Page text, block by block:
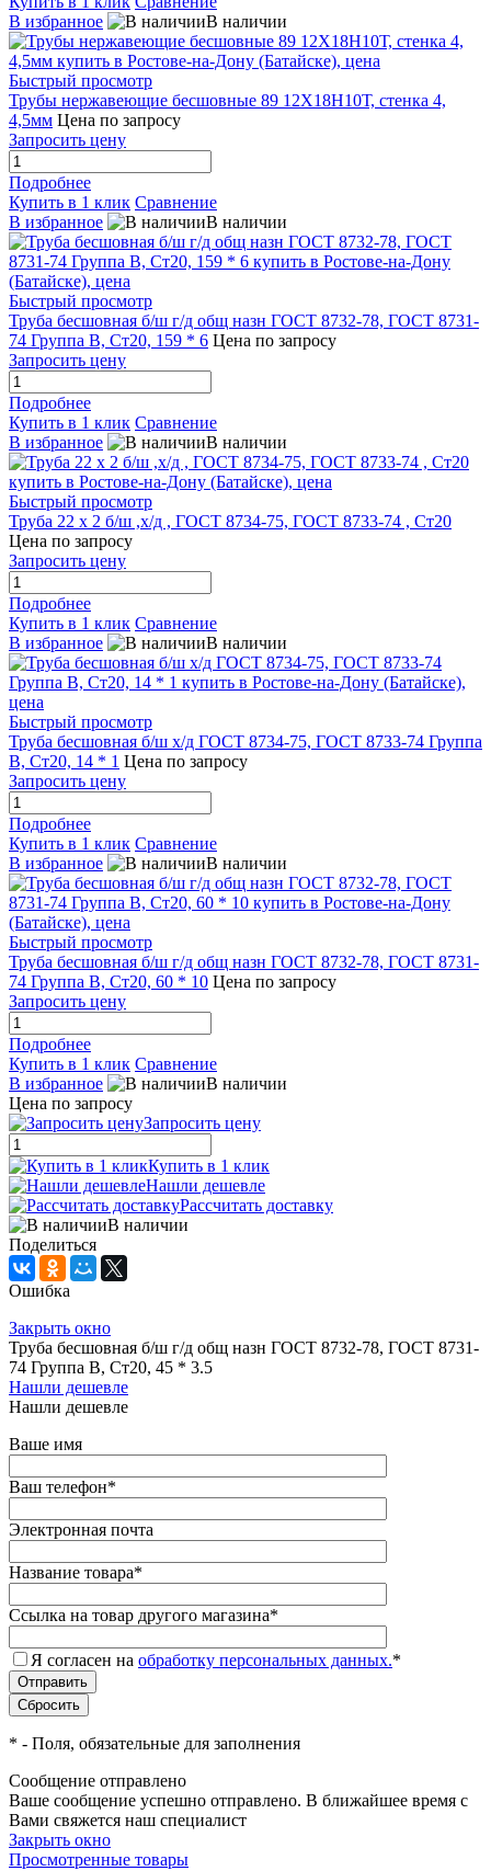
В избранное
В наличии
Быстрый просмотр
Трубы нержавеющие бесшовные 89 12Х18Н10Т, стенка 4,
4,5мм Цена по запросу
Запросить цену
Подробнее
Купить в 1 клик Сравнение
В избранное
В наличии
Быстрый просмотр
Труба бесшовная б/ш г/д общ назн ГОСТ 8732-78, ГОСТ 8731-
74 Группа В, Ст20, 159 * 6 Цена по запросу
Запросить цену
Подробнее
Купить в 1 клик Сравнение
В избранное
В наличии
Быстрый просмотр
Труба 22 х 2 б/ш ,х/д , ГОСТ 8734-75, ГОСТ 8733-74 , Ст20
Цена по запросу
Запросить цену
Подробнее
Купить в 1 клик Сравнение
В избранное
В наличии
Быстрый просмотр
Труба бесшовная б/ш х/д ГОСТ 8734-75, ГОСТ 8733-74 Группа
В, Ст20, 14 * 1 Цена по запросу
Запросить цену
Подробнее
Купить в 1 клик Сравнение
В избранное
В наличии
Быстрый просмотр
Труба бесшовная б/ш г/д общ назн ГОСТ 8732-78, ГОСТ 8731-
74 Группа В, Ст20, 60 * 10 Цена по запросу
Запросить цену
Подробнее
Купить в 1 клик Сравнение
В избранное
В наличии
Цена по запросу
Запросить цену
Купить в 1 клик
Нашли дешевле
Рассчитать доставку
В наличии
Поделиться
Ошибка
Закрыть окно
Труба бесшовная б/ш г/д общ назн ГОСТ 8732-78, ГОСТ 8731-
74 Группа В, Ст20, 45 * 3.5
Нашли дешевле
Нашли дешевле
Ваше имя
Ваш телефон*
Электронная почта
Название товара*
Ссылка на товар другого магазина*
Я согласен на обработку персональных данных.*
* - Поля, обязательные для заполнения
Сообщение отправлено
Ваше сообщение успешно отправлено. В ближайшее время с
Вами свяжется наш специалист
Закрыть окно
Просмотренные товары